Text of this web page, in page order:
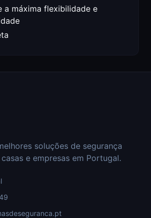
a máxima flexibilidade e
soluções de segurança
e empresas em Portugal.